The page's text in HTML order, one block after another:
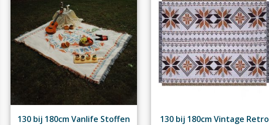
130 bij 180cm Vanlife Stoffen
130 bij 180cm Vintage Retro